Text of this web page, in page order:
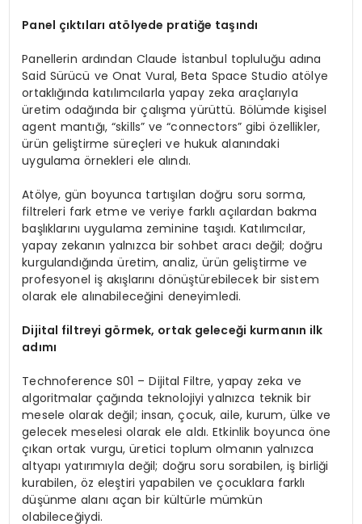
Panel çıktıları atölyede pratiğe taşındı
Panellerin ardından Claude İstanbul topluluğu adına
Said Sürücü ve Onat Vural, Beta Space Studio atölye
ortaklığında katılımcılarla yapay zeka araçlarıyla
üretim odağında bir çalışma yürüttü. Bölümde kişisel
agent mantığı, “skills” ve “connectors” gibi özellikler,
ürün geliştirme süreçleri ve hukuk alanındaki
uygulama örnekleri ele alındı.
Atölye, gün boyunca tartışılan doğru soru sorma,
filtreleri fark etme ve veriye farklı açılardan bakma
başlıklarını uygulama zeminine taşıdı. Katılımcılar,
yapay zekanın yalnızca bir sohbet aracı değil; doğru
kurgulandığında üretim, analiz, ürün geliştirme ve
profesyonel iş akışlarını dönüştürebilecek bir sistem
olarak ele alınabileceğini deneyimledi.
Dijital filtreyi görmek, ortak geleceği kurmanın ilk
adımı
Technoference S01 – Dijital Filtre, yapay zeka ve
algoritmalar çağında teknolojiyi yalnızca teknik bir
mesele olarak değil; insan, çocuk, aile, kurum, ülke ve
gelecek meselesi olarak ele aldı. Etkinlik boyunca öne
çıkan ortak vurgu, üretici toplum olmanın yalnızca
altyapı yatırımıyla değil; doğru soru sorabilen, iş birliği
kurabilen, öz eleştiri yapabilen ve çocuklara farklı
düşünme alanı açan bir kültürle mümkün
olabileceğiydi.